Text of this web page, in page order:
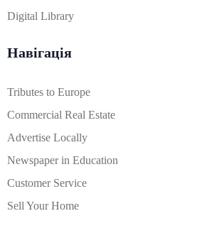
Digital Library
Навігація
Tributes to Europe
Commercial Real Estate
Advertise Locally
Newspaper in Education
Customer Service
Sell Your Home